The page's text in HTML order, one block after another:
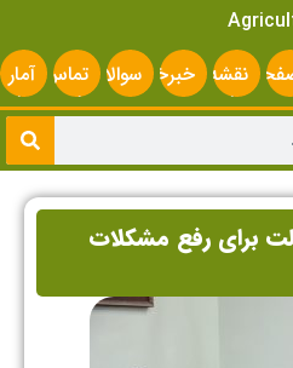
نقشه
سایت
خبرخوانسوالات
متداول
تماس
با ما
آمار
برای رفع مشکلات